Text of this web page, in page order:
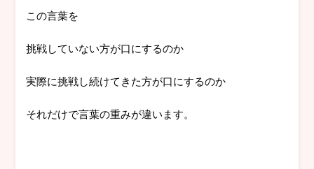
この言葉を
挑戦していない方が口にするのか
実際に挑戦し続けてきた方が口にするのか
それだけで言葉の重みが違います。